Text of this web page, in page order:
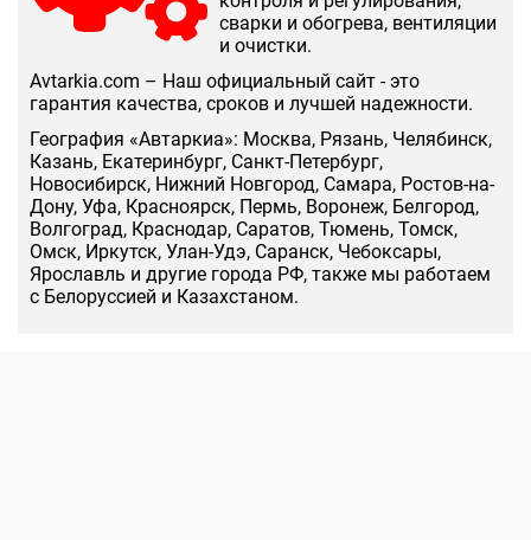
сварки и обогрева, вентиляции
и очистки.
Аvtarkia.com – Наш официальный сайт - это
гарантия качества, сроков и лучшей надежности.
География «Автаркиа»: Москва, Рязань, Челябинск,
Казань, Екатеринбург, Санкт-Петербург,
Новосибирск, Нижний Новгород, Самара, Ростов-на-
Дону, Уфа, Красноярск, Пермь, Воронеж, Белгород,
Волгоград, Краснодар, Саратов, Тюмень, Томск,
Омск, Иркутск, Улан-Удэ, Саранск, Чебоксары,
Ярославль и другие города РФ, также мы работаем
с Белоруссией и Казахстаном.